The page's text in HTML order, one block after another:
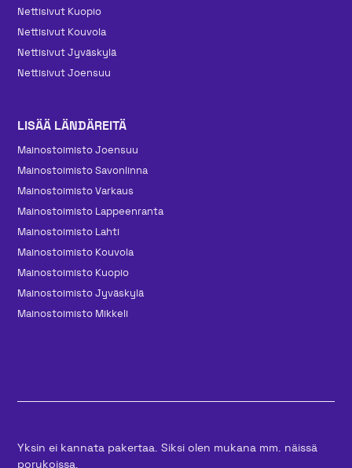
Nettisivut Kuopio
Nettisivut Kouvola
Nettisivut Jyväskylä
Nettisivut Joensuu
LISÄÄ LÄNDÄREITÄ
Mainos­toimisto Joensuu
Mainos­toimisto Savonlinna
Mainos­toimisto Varkaus
Mainos­toimisto Lappeenranta
Mainos­toimisto Lahti
Mainos­toimisto Kouvola
Mainos­toimisto Kuopio
Mainos­toimisto Jyväskylä
Mainos­toimisto Mikkeli
Yksin ei kannata pakertaa. Siksi olen mukana mm. näissä
porukoissa.